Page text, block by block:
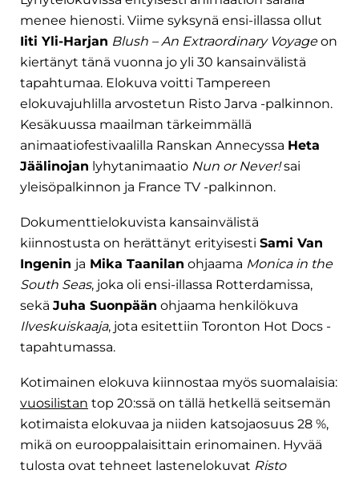
menee hienosti. Viime syksynä ensi-illassa ollut
Iiti Yli-Harjan Blush – An Extraordinary Voyageon
kiertänyt tänä vuonna jo yli 30 kansainvälistä
tapahtumaa. Elokuva voitti Tampereen
elokuvajuhlilla arvostetun Risto Jarva -palkinnon.
Kesäkuussa maailman tärkeimmällä
animaatiofestivaalilla Ranskan Annecyssa Heta
Jäälinojan lyhytanimaatio Nun or Never!sai
yleisöpalkinnon ja France TV -palkinnon.
Dokumenttielokuvista kansainvälistä
kiinnostusta on herättänyt erityisesti Sami Van
Ingenin ja Mika Taanilan ohjaama Monica in the
South Seas, joka oli ensi-illassa Rotterdamissa,
sekä Juha Suonpään ohjaama henkilökuva
Ilveskuiskaaja, jota esitettiin Toronton Hot Docs -
tapahtumassa.
Kotimainen elokuva kiinnostaa myös suomalaisia:
vuosilistan top 20:ssä on tällä hetkellä seitsemän
kotimaista elokuvaa ja niiden katsojaosuus 28 %,
mikä on eurooppalaisittain erinomainen. Hyvää
tulosta ovat tehneet lastenelokuvat Risto